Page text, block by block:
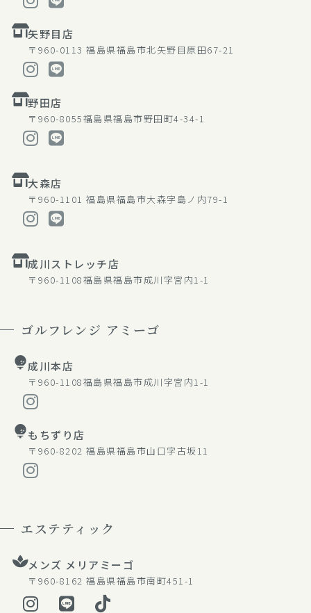
矢野目店
〒960-0113 福島県福島市北矢野目原田67-21
野田店
〒960-8055福島県福島市野田町4-34-1
大森店
〒960-1101 福島県福島市大森字島ノ内79-1
成川ストレッチ店
〒960-1108福島県福島市成川字宮内1-1
ゴルフレンジ アミーゴ
成川本店
〒960-1108福島県福島市成川字宮内1-1
もちずり店
〒960-8202 福島県福島市山口字古坂11
エステティック
メンズ メリアミーゴ
〒960-8162 福島県福島市南町451-1